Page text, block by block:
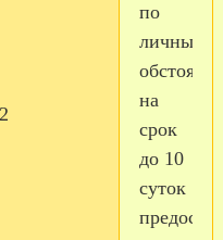
по
личным
на
срок
до 10
суток